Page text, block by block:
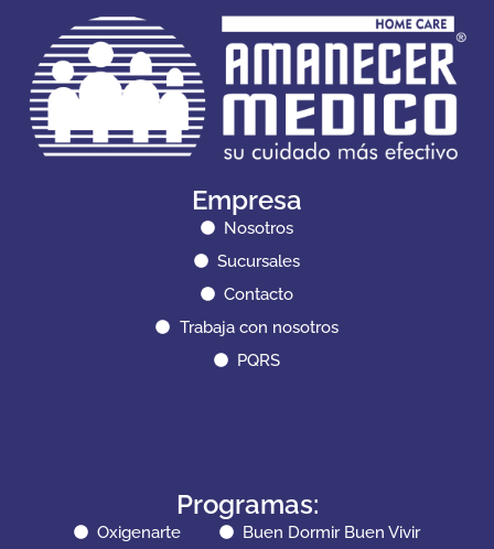
Empresa
Nosotros
Sucursales
Contacto
Trabaja con nosotros
PQRS
Programas:
Oxigenarte
Buen Dormir Buen Vivir